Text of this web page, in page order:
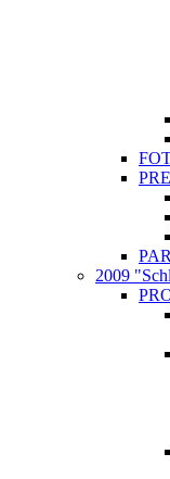
2009